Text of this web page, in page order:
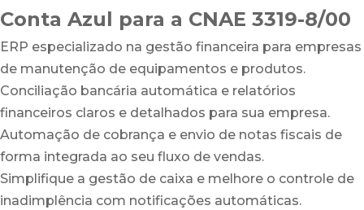
Conta Azul para a CNAE 3319-8/00
ERP especializado na gestão financeira para empresas
de manutenção de equipamentos e produtos.
Conciliação bancária automática e relatórios
financeiros claros e detalhados para sua empresa.
Automação de cobrança e envio de notas fiscais de
forma integrada ao seu fluxo de vendas.
Simplifique a gestão de caixa e melhore o controle de
inadimplência com notificações automáticas.